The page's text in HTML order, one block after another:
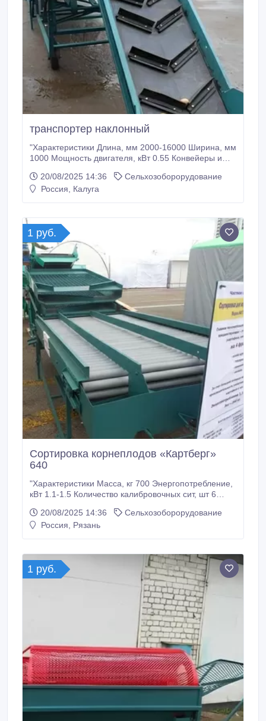
транспортер наклонный
"Характеристики Длина, мм 2000-16000 Ширина, мм
1000 Мощность двигателя, кВт 0.55 Конвейеры и
сельскохозяйственных культур, сыпучих
материалов, в пищевой промышленности, при
20/08/2025 14:36
Сельхозоборорудование
Россия, Калуга
1 руб.
Сортировка корнеплодов «Картберг»
640
"Характеристики Масса, кг 700 Энергопотребление,
кВт 1.1-1.5 Количество калибровочных сит, шт 6
мм 1300х1420 Длина инспекционного стола, мм
2500 Ширина инспекционного стола, мм 1300
переработки свеклы, картофеля, лука и т.
20/08/2025 14:36
Сельхозоборорудование
Россия, Рязань
1 руб.